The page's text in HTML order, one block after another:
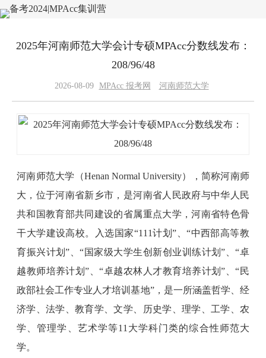
2025年河南师范大学会计专硕MPAcc分数线发布：
208/96/48
2026-08-09 MPAcc 报考网 河南师范大学
河南师范大学（Henan Normal University），简称河南师
大，位于河南省新乡市，是河南省人民政府与中华人民
共和国教育部共同建设的省属重点大学，河南省特色骨
干大学建设高校。入选国家“111计划”、“中西部高等教
育振兴计划”、“国家级大学生创新创业训练计划”、“卓
越教师培养计划”、“卓越农林人才教育培养计划”、“民
政部社会工作专业人才培训基地”，是一所涵盖哲学、经
济学、法学、教育学、文学、历史学、理学、工学、农
学、管理学、艺术学等11大学科门类的综合性师范大
学。